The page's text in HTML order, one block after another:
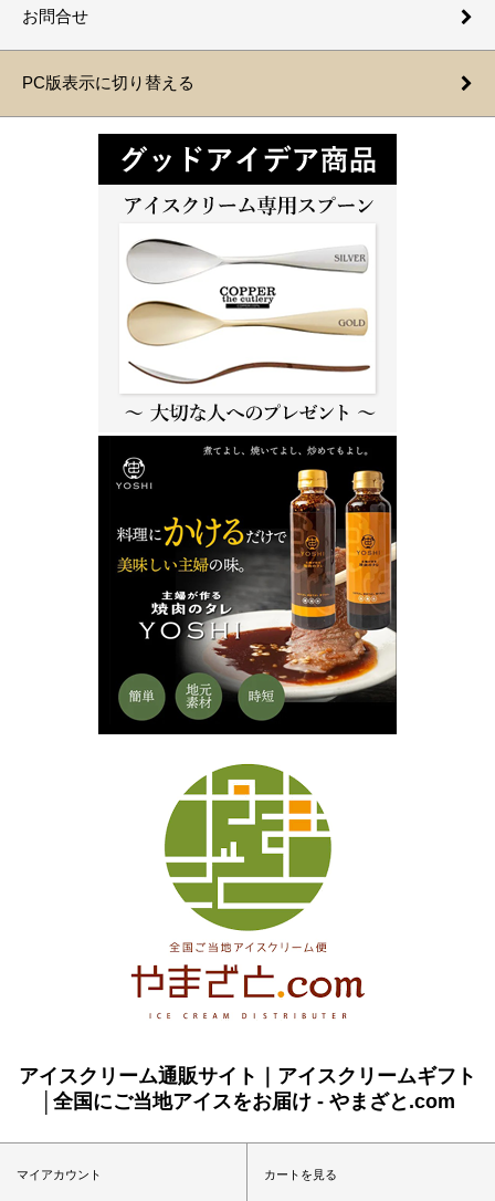
お問合せ
PC版表示に切り替える
アイスクリーム通販サイト｜アイスクリームギフト
│全国にご当地アイスをお届け - やまざと.com
マイアカウント カートを見る